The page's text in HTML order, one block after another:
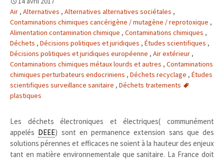
Air , Alternatives , Alternatives alternatives sociétales ,
Contaminations chimiques cancérigène / mutagène / reprotoxique ,
Alimentation contamination chimique , Contaminations chimiques ,
Déchets , Décisions politiques et juridiques , Études scientifiques ,
Décisions politiques et juridiques européenne , Air extérieur ,
Contaminations chimiques métaux lourds et autres , Contaminations
chimiques perturbateurs endocriniens , Déchets recyclage , Études
scientifiques surveillance sanitaire , Déchets traitements
plastiques
Les déchets électroniques et électriques( communément
appelés DEEE) sont en permanence extension sans que des
solutions pérennes et efficaces ne soient à la hauteur des enjeux
tant en matière environnementale que sanitaire. La France doit